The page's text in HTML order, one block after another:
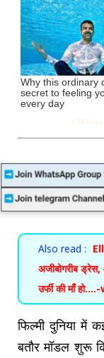
Also read :
अजीबोगरीब
उर्फी की माँ
फिल्मी दुनिया में
बतौर मॉडल शुरू